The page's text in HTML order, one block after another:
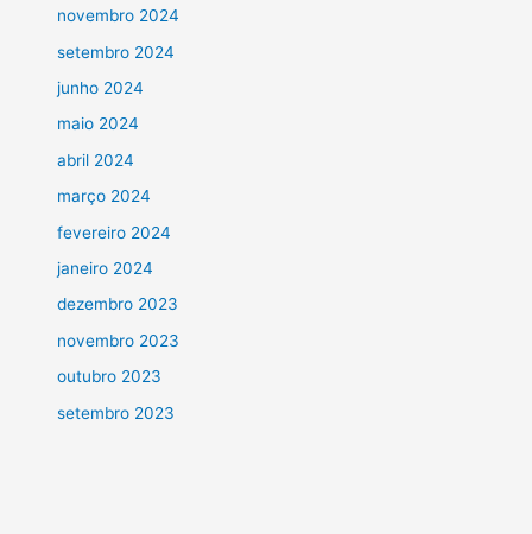
novembro 2024
setembro 2024
junho 2024
maio 2024
abril 2024
março 2024
fevereiro 2024
janeiro 2024
dezembro 2023
novembro 2023
outubro 2023
setembro 2023